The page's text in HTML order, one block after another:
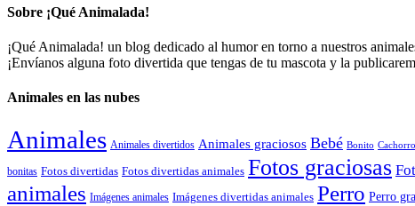
Sobre ¡Qué Animalada!
¡Qué Animalada! un blog dedicado al humor en torno a nuestros
¡Envíanos alguna foto divertida que tengas de tu mascota y la
Animales en las nubes
Animales Animales divertidos Animales graciosos Bebé Bonito Cachorro
bonitas Fotos divertidas Fotos divertidas animales Fotos graciosas
animales Imágenes animales Imágenes divertidas animales Perro Perro